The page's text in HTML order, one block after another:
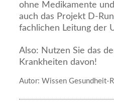
ohne Medikamente
auch das Projekt D-Run
fachlichen Leitung der
Also: Nutzen Sie das
Krankheiten davon!
Autor: Wissen Gesundheit-